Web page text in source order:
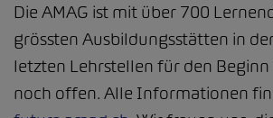
Die AMAG ist mit über 700
grössten Ausbildungsstätten in
letzten Lehrstellen für den Beginn
noch offen. Alle Informationen